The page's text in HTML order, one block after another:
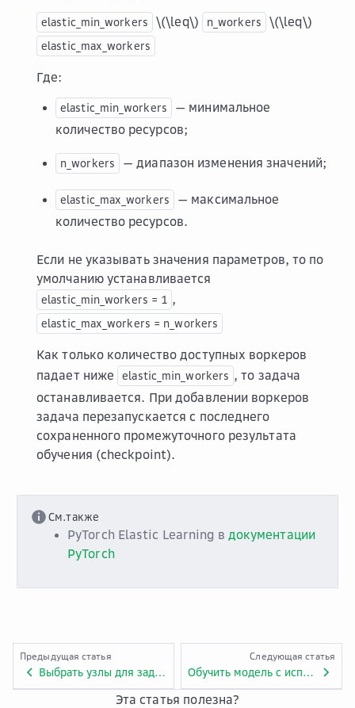
elastic_min_workers \(\leq\) n_workers \(\leq\)
elastic_max_workers
Где:
elastic_min_workers
— минимальное
количество ресурсов;
n_workers — диапазон изменения значений;
elastic_max_workers
— максимальное
количество ресурсов.
Если не указывать значения параметров, то по
умолчанию устанавливается
elastic_min_workers = 1 ,
elastic_max_workers = n_workers
Как только количество доступных воркеров
падает ниже
elastic_min_workers , то задача
останавливается. При добавлении воркеров
задача перезапускается с последнего
сохраненного промежуточного результата
обучения (checkpoint).
См.также
PyTorch Elastic Learning в документации
PyTorch
Предыдущая статья
Выбрать узлы для задачи обучения
Следующая статья
Обучить модель с использованием библиотеки Horovod
Эта статья полезна?